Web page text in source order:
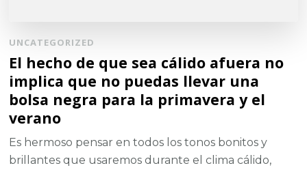
UNCATEGORIZED
El hecho de que sea cálido afuera no
implica que no puedas llevar una
bolsa negra para la primavera y el
verano
Es hermoso pensar en todos los tonos bonitos y
brillantes que usaremos durante el clima cálido,